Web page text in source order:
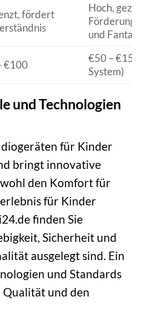
fördert
Hoch,
Förderung
und
€100
€50 –
System)
und Technologien
für Kinder
bringt innovative
den Komfort für
für Kinder
finden Sie
Sicherheit und
ausgelegt sind. Ein
und Standards
Qualität und den